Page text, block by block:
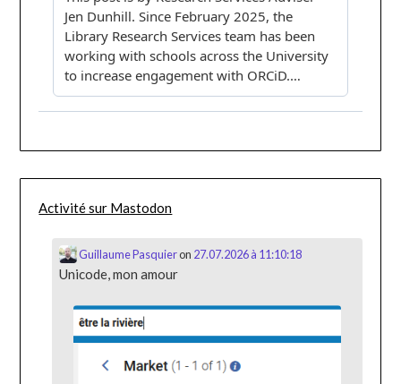
Activité sur Mastodon
Guillaume Pasquieron 27.07.2026 à 11:10:18
Unicode, mon amour